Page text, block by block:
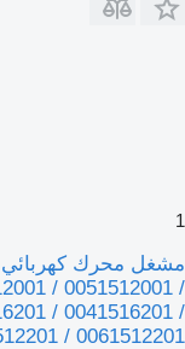
1
/ 0051512001 /
/ 0041516201 /
/ 0061512201